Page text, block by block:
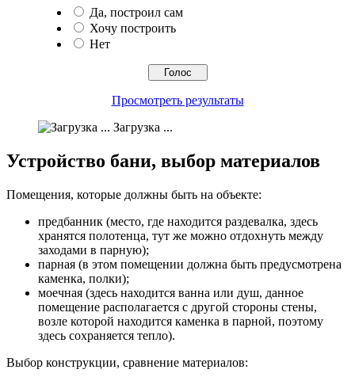
Да, построил сам
Хочу построить
Нет
Просмотреть результаты
Загрузка ...
Устройство бани, выбор материалов
Помещения, которые должны быть на объекте:
предбанник (место, где находится раздевалка, здесь
хранятся полотенца, тут же можно отдохнуть между
заходами в парную);
парная (в этом помещении должна быть предусмотрена
каменка, полки);
моечная (здесь находится ванна или душ, данное
помещение располагается с другой стороны стены,
возле которой находится каменка в парной, поэтому
здесь сохраняется тепло).
Выбор конструкции, сравнение материалов: